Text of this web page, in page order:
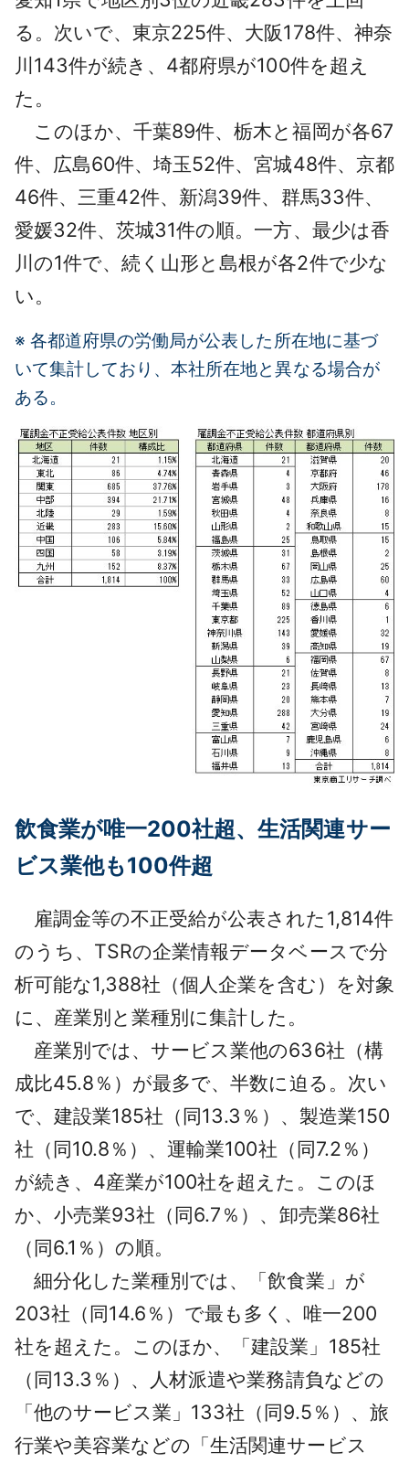
る。次いで、東京225件、大阪178件、神奈
川143件が続き、4都府県が100件を超え
た。
このほか、千葉89件、栃木と福岡が各67
件、広島60件、埼玉52件、宮城48件、京都
46件、三重42件、新潟39件、群馬33件、
愛媛32件、茨城31件の順。一方、最少は香
川の1件で、続く山形と島根が各2件で少な
い。
※ 各都道府県の労働局が公表した所在地に基づ
いて集計しており、本社所在地と異なる場合が
ある。
飲食業が唯一200社超、生活関連サー
ビス業他も100件超
雇調金等の不正受給が公表された1,814件
のうち、TSRの企業情報データベースで分
析可能な1,388社（個人企業を含む）を対象
に、産業別と業種別に集計した。
産業別では、サービス業他の636社（構
成比45.8％）が最多で、半数に迫る。次い
で、建設業185社（同13.3％）、製造業150
社（同10.8％）、運輸業100社（同7.2％）
が続き、4産業が100社を超えた。このほ
か、小売業93社（同6.7％）、卸売業86社
（同6.1％）の順。
細分化した業種別では、「飲食業」が
203社（同14.6％）で最も多く、唯一200
社を超えた。このほか、「建設業」185社
（同13.3％）、人材派遣や業務請負などの
「他のサービス業」133社（同9.5％）、旅
行業や美容業などの「生活関連サービス